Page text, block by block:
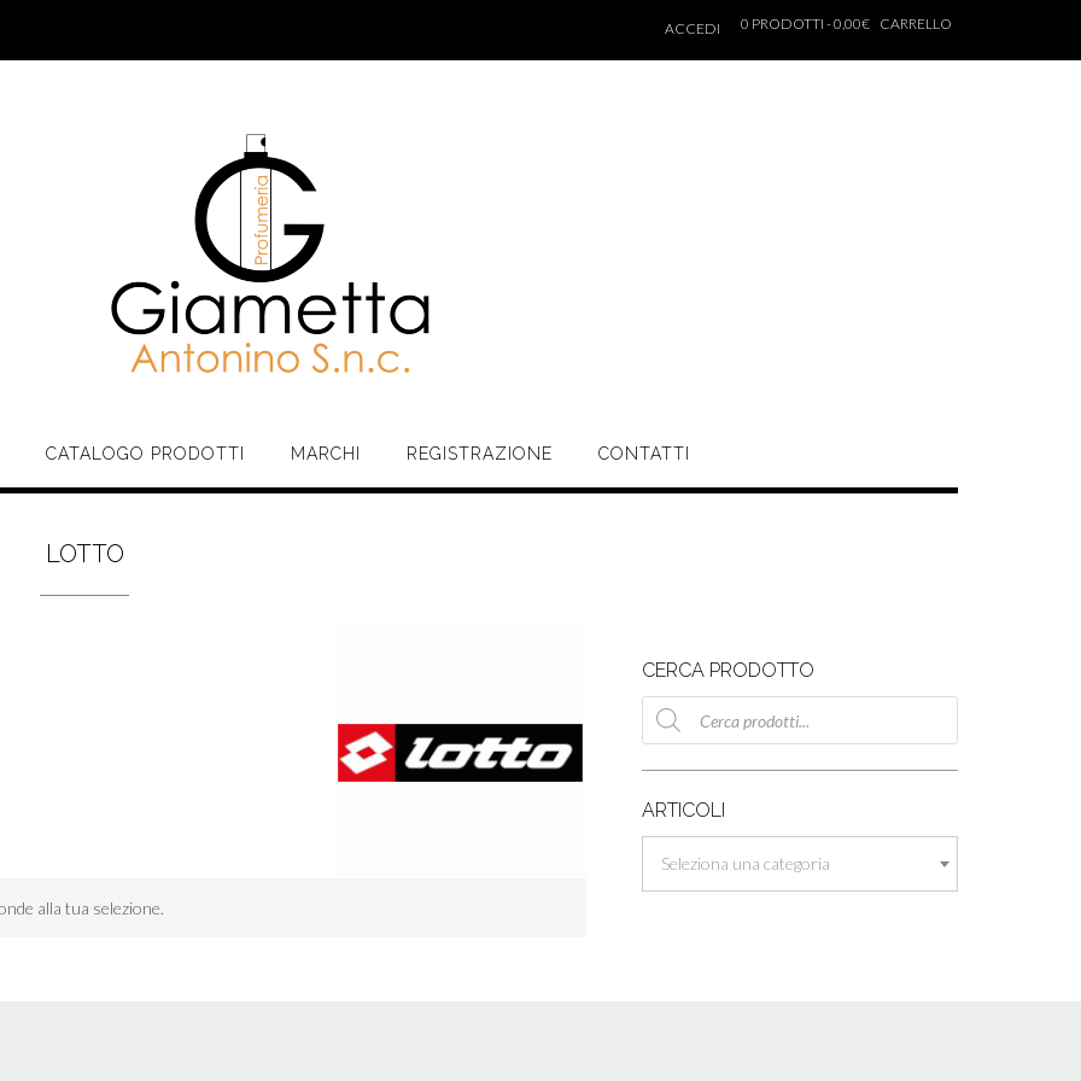
ACCEDI 0 PRODOTTI - 0,00€ CARRELLO
CATALOGO PRODOTTI MARCHI REGISTRAZIONE CONTATTI
LOTTO
alla tua selezione.
CERCA PRODOTTO
Ricerca
prodotti
ARTICOLI
Seleziona una categoria